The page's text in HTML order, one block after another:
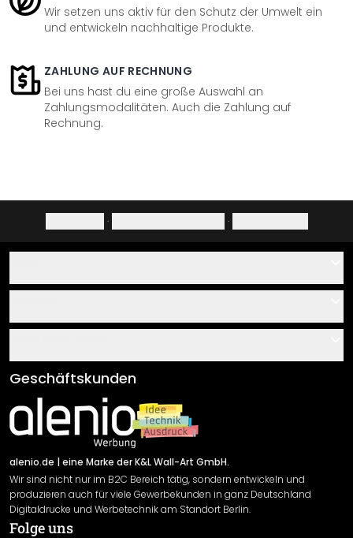
Wir setzen uns aktiv für den Schutz der Umwelt ein
und entwickeln nachhaltige Produkte.
ZAHLUNG AUF RECHNUNG
Bei uns hast du eine große Auswahl an
Zahlungsmodalitäten. Auch die Zahlung auf
Rechnung.
· ·
Über uns
Klebe- und Montageanleitungen
Newsletter An-/Abmeldung
Sendungsverfolgung
AGB
Impressum
Versand & Zahlung
Rücksendung
Widerrufsrecht
Datenschutzerklärung
Geschäftskunden
alenio.de | eine Marke der K&L Wall-Art GmbH.
Wir sind nicht nur im B2C Bereich tätig, sondern entwickeln und
produzieren auch für viele Gewerbekunden in ganz Deutschland
Digitaldrucke und Werbetechnik am Standort Berlin.
Folge uns